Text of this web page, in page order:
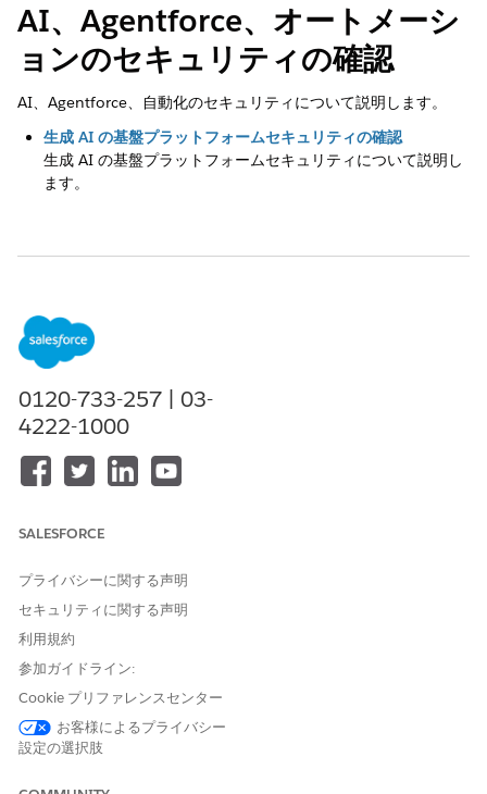
AI、Agentforce、オートメーシ
ョンのセキュリティの確認
AI、Agentforce、自動化のセキュリティについて説明します。
生成 AI の基盤プラットフォームセキュリティの確認
生成 AI の基盤プラットフォームセキュリティについて説明し
ます。
0120-733-257 | 03-
4222-1000
SALESFORCE
プライバシーに関する声明
セキュリティに関する声明
利用規約
参加ガイドライン:
Cookie プリファレンスセンター
お客様によるプライバシー
設定の選択肢